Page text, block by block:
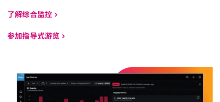
了解综合监控
参加指导式游览